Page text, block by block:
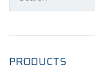
PRODUCTS